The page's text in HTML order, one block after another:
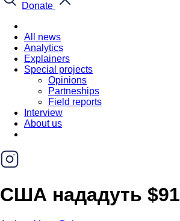
Donate
All news
Analytics
Explainers
Special projects
Opinions
Partneships
Field reports
Interview
About us
США нададуть